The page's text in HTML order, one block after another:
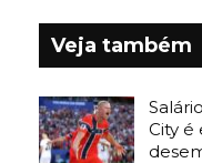
Veja também
City é